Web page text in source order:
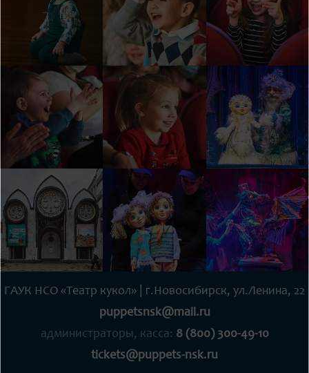
ГАУК НСО «Театр кукол» | г.Новосибирск, ул.Ленина, 22
puppetsnsk@mail.ru
администраторы, касса: 8 (800) 300-49-10
tickets@puppets-nsk.ru